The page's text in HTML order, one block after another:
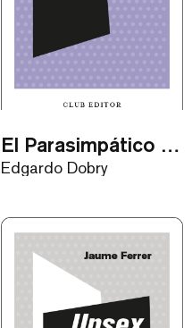
El Parasimpático / eBook
Edgardo Dobry